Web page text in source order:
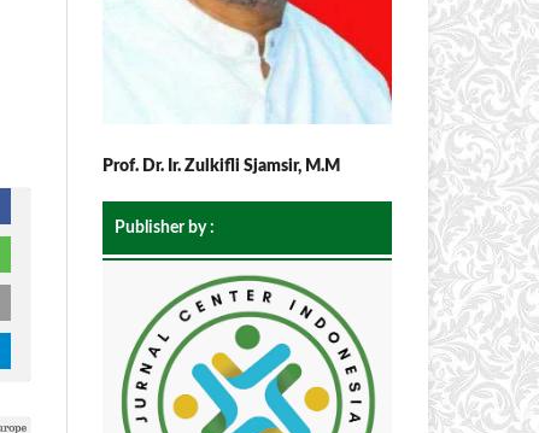
Prof. Dr. Ir. Zulkifli Sjamsir, M.M
Publisher by :